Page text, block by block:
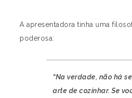
A apresentadora tinha uma
poderosa:
“Na verdade, não há
arte de cozinhar. Se